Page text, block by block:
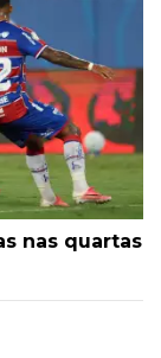
nas quartas